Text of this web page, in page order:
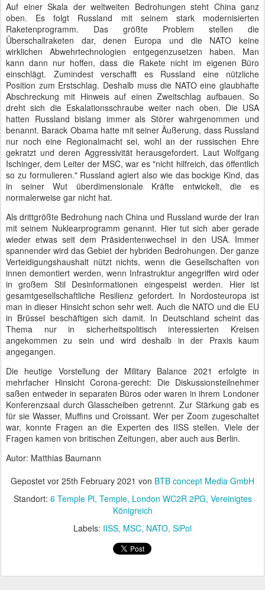
Auf einer Skala der weltweiten Bedrohungen steht China ganz
oben. Es folgt Russland mit seinem stark modernisierten
Raketenprogramm. Das größte Problem stellen die
Überschallraketen dar, denen Europa und die NATO keine
wirklichen Abwehrtechnologien entgegenzusetzen haben. Man
kann dann nur hoffen, dass die Rakete nicht im eigenen Büro
einschlägt. Zumindest verschafft es Russland eine nützliche
Position zum Erstschlag. Deshalb muss die NATO eine glaubhafte
Abschreckung mit Hinweis auf einen Zweitschlag aufbauen. So
dreht sich die Eskalationsschraube weiter nach oben. Die USA
hatten Russland bislang immer als Störer wahrgenommen und
benannt. Barack Obama hatte mit seiner Äußerung, dass Russland
nur noch eine Regionalmacht sei, wohl an der russischen Ehre
gekratzt und deren Aggressivität herausgefordert. Laut Wolfgang
Ischinger, dem Leiter der MSC, war es "nicht hilfreich, das öffentlich
so zu formulieren." Russland agiert also wie das bockige Kind, das
in seiner Wut überdimensionale Kräfte entwickelt, die es
normalerweise gar nicht hat.
Als drittgrößte Bedrohung nach China und Russland wurde der Iran
mit seinem Nuklearprogramm genannt. Hier tut sich aber gerade
wieder etwas seit dem Präsidentenwechsel in den USA. Immer
spannender wird das Gebiet der hybriden Bedrohungen. Der ganze
Verteidigungshaushalt nützt nichts, wenn die Gesellschaften von
innen demontiert werden, wenn Infrastruktur angegriffen wird oder
in großem Stil Desinformationen eingespeist werden. Hier ist
gesamtgesellschaftliche Resilienz gefordert. In Nordosteuropa ist
man in dieser Hinsicht schon sehr weit. Auch die NATO und die EU
in Brüssel beschäftigen sich damit. In Deutschland scheint das
Thema nur in sicherheitspolitisch interessierten Kreisen
angekommen zu sein und wird deshalb in der Praxis kaum
angegangen.
Die heutige Vorstellung der Military Balance 2021 erfolgte in
mehrfacher Hinsicht Corona-gerecht: Die Diskussionsteilnehmer
saßen entweder in separaten Büros oder waren in ihrem Londoner
Konferenzsaal durch Glasscheiben getrennt. Zur Stärkung gab es
für sie Wasser, Muffins und Croissant. Wer per Zoom zugeschaltet
war, konnte Fragen an die Experten des IISS stellen. Viele der
Fragen kamen von britischen Zeitungen, aber auch aus Berlin.
Autor: Matthias Baumann
Gepostet vor 25th February 2021 von BTB concept Media GmbH
Standort: 6 Temple Pl, Temple, London WC2R 2PG, Vereinigtes
Königreich
Labels: IISS MSC NATO SiPol